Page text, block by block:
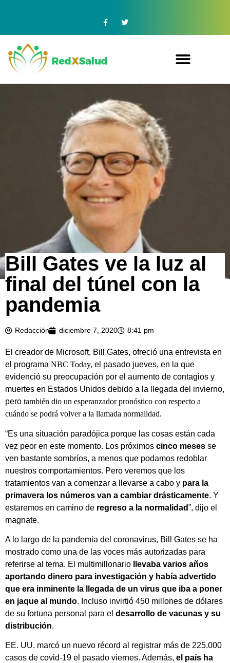
Bill Gates ve la luz al
final del túnel con la
pandemia
Redacción diciembre 7, 2020 8:41 pm
El creador de Microsoft, Bill Gates, ofreció una entrevista en
el programa NBC Today, el pasado jueves, en la que
evidenció su preocupación por el aumento de contagios y
muertes en Estados Unidos debido a la llegada del invierno,
pero también dio un esperanzador pronóstico con respecto a
cuándo se podrá volver a la llamada normalidad.
“Es una situación paradójica porque las cosas están cada
vez peor en este momento. Los próximos cinco meses se
ven bastante sombríos, a menos que podamos redoblar
nuestros comportamientos. Pero veremos que los
tratamientos van a comenzar a llevarse a cabo y para la
primavera los números van a cambiar drásticamente. Y
estaremos en camino de regreso a la normalidad”, dijo el
magnate.
A lo largo de la pandemia del coronavirus, Bill Gates se ha
mostrado como una de las voces más autorizadas para
referirse al tema. El multimillonario llevaba varios años
aportando dinero para investigación y había advertido
que era inminente la llegada de un virus que iba a poner
en jaque al mundo. Incluso invirtió 450 millones de dólares
de su fortuna personal para el desarrollo de vacunas y su
distribución.
EE. UU. marcó un nuevo récord al registrar más de 225.000
casos de covid-19 el pasado viernes. Además, el país ha